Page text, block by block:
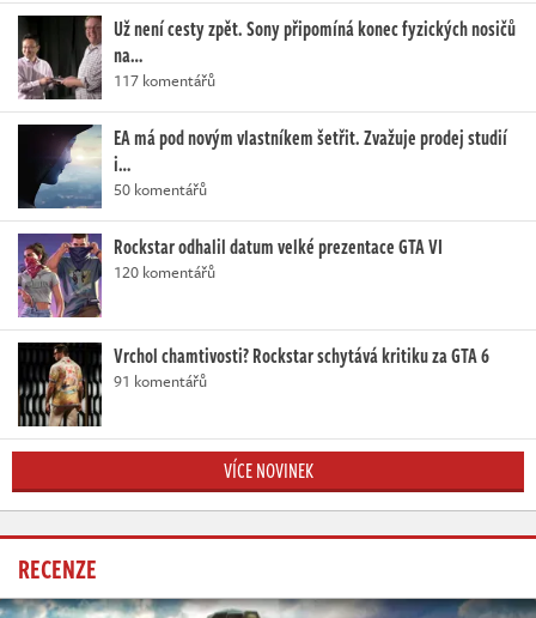
Už není cesty zpět. Sony připomíná konec fyzických nosičů
na…
117 komentářů
EA má pod novým vlastníkem šetřit. Zvažuje prodej studií
i…
50 komentářů
Rockstar odhalil datum velké prezentace GTA VI
120 komentářů
Vrchol chamtivosti? Rockstar schytává kritiku za GTA 6
91 komentářů
VÍCE NOVINEK
RECENZE